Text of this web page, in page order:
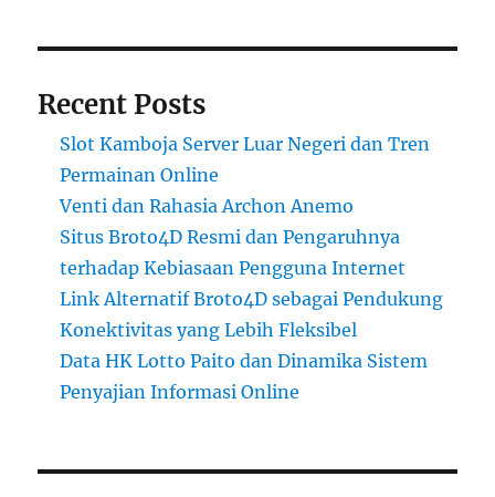
Recent Posts
Slot Kamboja Server Luar Negeri dan Tren
Permainan Online
Venti dan Rahasia Archon Anemo
Situs Broto4D Resmi dan Pengaruhnya
terhadap Kebiasaan Pengguna Internet
Link Alternatif Broto4D sebagai Pendukung
Konektivitas yang Lebih Fleksibel
Data HK Lotto Paito dan Dinamika Sistem
Penyajian Informasi Online